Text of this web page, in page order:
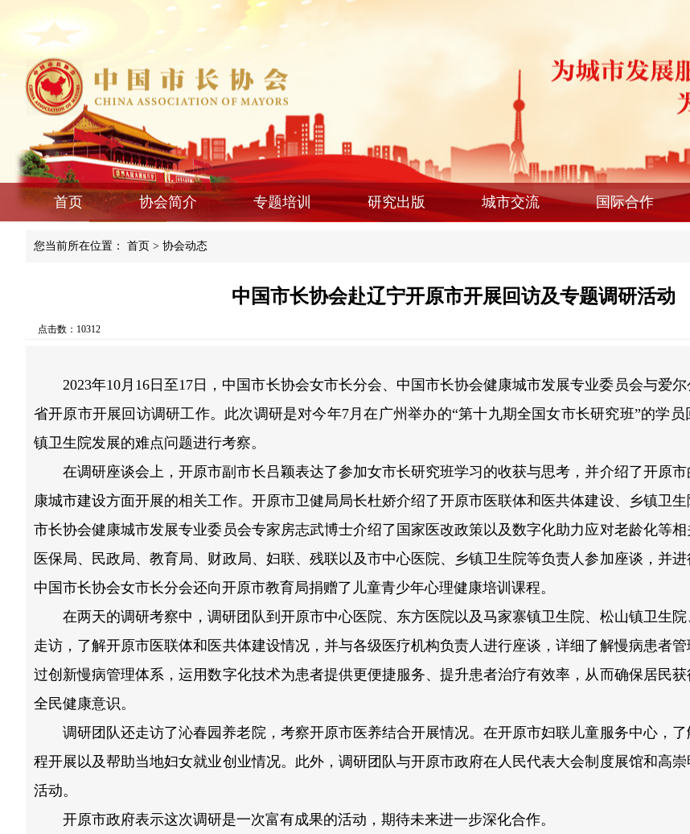
首页 协会简介 专题培训 研究出版 城市交流 国际合作
您当前所在位置： 首页 > 协会动态
中国市长协会赴辽宁开原市开展回访及专题调研活动
点击数：10312
2023年10月16日至17日，中国市长协会女市长分会、中国市长协会健康城市发展专业委员会与爱
省开原市开展回访调研工作。此次调研是对今年7月在广州举办的“第十九期全国女市长研究班”的学
镇卫生院发展的难点问题进行考察。
在调研座谈会上，开原市副市长吕颖表达了参加女市长研究班学习的收获与思考，并介绍了开原
康城市建设方面开展的相关工作。开原市卫健局局长杜娇介绍了开原市医联体和医共体建设、乡镇卫
市长协会健康城市发展专业委员会专家房志武博士介绍了国家医改政策以及数字化助力应对老龄化等相
医保局、民政局、教育局、财政局、妇联、残联以及市中心医院、乡镇卫生院等负责人参加座谈，并进
中国市长协会女市长分会还向开原市教育局捐赠了儿童青少年心理健康培训课程。
在两天的调研考察中，调研团队到开原市中心医院、东方医院以及马家寨镇卫生院、松山镇卫生
走访，了解开原市医联体和医共体建设情况，并与各级医疗机构负责人进行座谈，详细了解慢病患者
过创新慢病管理体系，运用数字化技术为患者提供更便捷服务、提升患者治疗有效率，从而确保居民
全民健康意识。
调研团队还走访了沁春园养老院，考察开原市医养结合开展情况。在开原市妇联儿童服务中心，
程开展以及帮助当地妇女就业创业情况。此外，调研团队与开原市政府在人民代表大会制度展馆和高
活动。
开原市政府表示这次调研是一次富有成果的活动，期待未来进一步深化合作。